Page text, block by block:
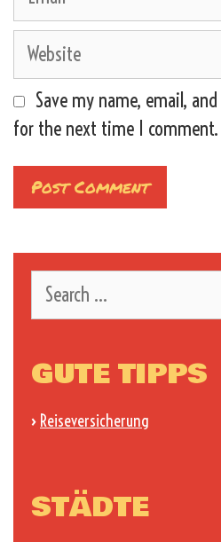
Website
Save my name, email,
for the next time I comment.
for:
GUTE TIPPS
› Reiseversicherung
STÄDTE